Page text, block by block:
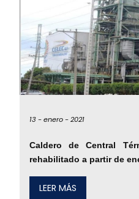
13 -enero -2021
Caldero de Central
rehabilitado a partir de
LEER MÁS